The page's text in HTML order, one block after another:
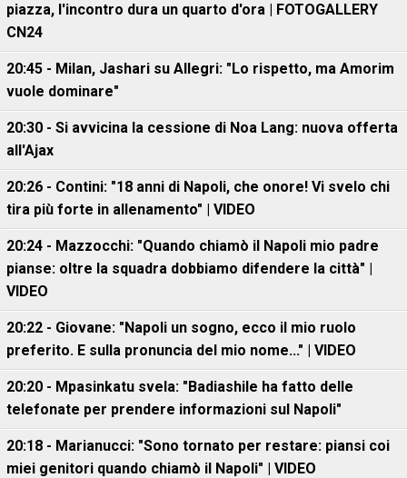
piazza, l'incontro dura un quarto d'ora | FOTOGALLERY
CN24
20:45 - Milan, Jashari su Allegri: "Lo rispetto, ma Amorim
vuole dominare"
20:30 - Si avvicina la cessione di Noa Lang: nuova offerta
all'Ajax
20:26 - Contini: "18 anni di Napoli, che onore! Vi svelo chi
tira più forte in allenamento" | VIDEO
20:24 - Mazzocchi: "Quando chiamò il Napoli mio padre
pianse: oltre la squadra dobbiamo difendere la città" |
VIDEO
20:22 - Giovane: "Napoli un sogno, ecco il mio ruolo
preferito. E sulla pronuncia del mio nome..." | VIDEO
20:20 - Mpasinkatu svela: "Badiashile ha fatto delle
telefonate per prendere informazioni sul Napoli"
20:18 - Marianucci: "Sono tornato per restare: piansi coi
miei genitori quando chiamò il Napoli" | VIDEO